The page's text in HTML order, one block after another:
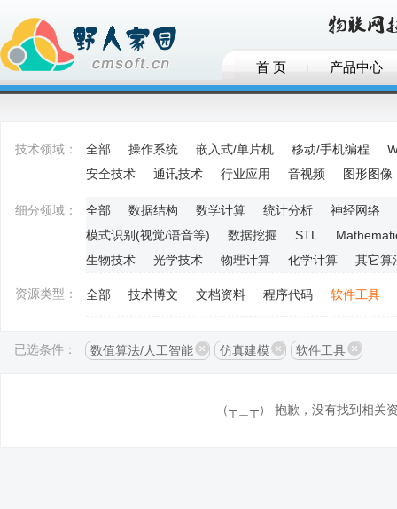
首 页 产品中心
技术领域： 全部 操作系统 嵌入式/单片机 移动/手机编程
安全技术
通讯技术 行业应用 音视频 图形图像
细分领域： 全部 数据结构 数学计算 统计分析
神经网络
模式识别(视觉/语音等)
数据挖掘 STL
生物技术
光学技术 物理计算 化学计算 其它算
资源类型： 全部 技术博文 文档资料 程序代码 软件工具
已选条件： 数值算法/人工智能 仿真建模 软件工具
（┬＿┬） 抱歉，没有找到相关